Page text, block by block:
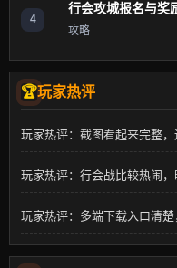
4
行会攻城报名与奖
攻略
玩家热评
玩家热评：截图看起来完整，
玩家热评：行会战比较热闹，
玩家热评：多端下载入口清楚